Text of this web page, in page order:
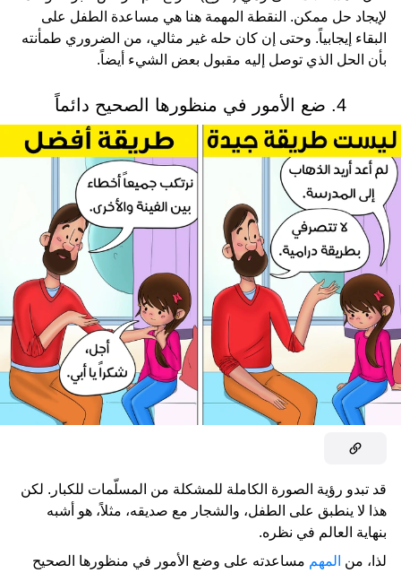
لإيجاد حل ممكن. النقطة المهمة هنا هي مساعدة الطفل على
البقاء إيجابياً. وحتى إن كان حله غير مثالي، من الضروري طمأنته
بأن الحل الذي توصل إليه مقبول بعض الشيء أيضاً.
4. ضع الأمور في منظورها الصحيح دائماً
قد تبدو رؤية الصورة الكاملة للمشكلة من المسلّمات للكبار. لكن
هذا لا ينطبق على الطفل، والشجار مع صديقه، مثلاً، هو أشبه
بنهاية العالم في نظره.
لذا، من المهم مساعدته على وضع الأمور في منظورها الصحيح